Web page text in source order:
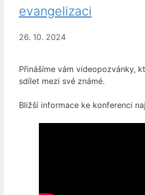
evangelizaci
26. 10. 2024
Přinášíme vám videopozvánky,
sdílet mezi své známé.
Bližší informace ke konferenci